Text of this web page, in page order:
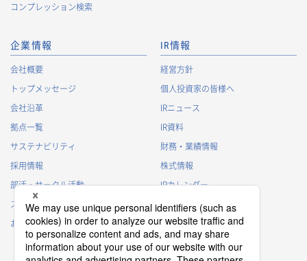
コンプレッション検索
企業情報
会社概要
トップメッセージ
会社沿革
拠点一覧
サステナビリティ
採用情報
部活・サークル活動
スポンサー活動
お問い合わせ
IR情報
経営方針
個人投資家の皆様へ
IRニュース
IR資料
財務・業績情報
株式情報
IRカレンダー
IRに関するよくあるご質問
IRポリシー
免責事項